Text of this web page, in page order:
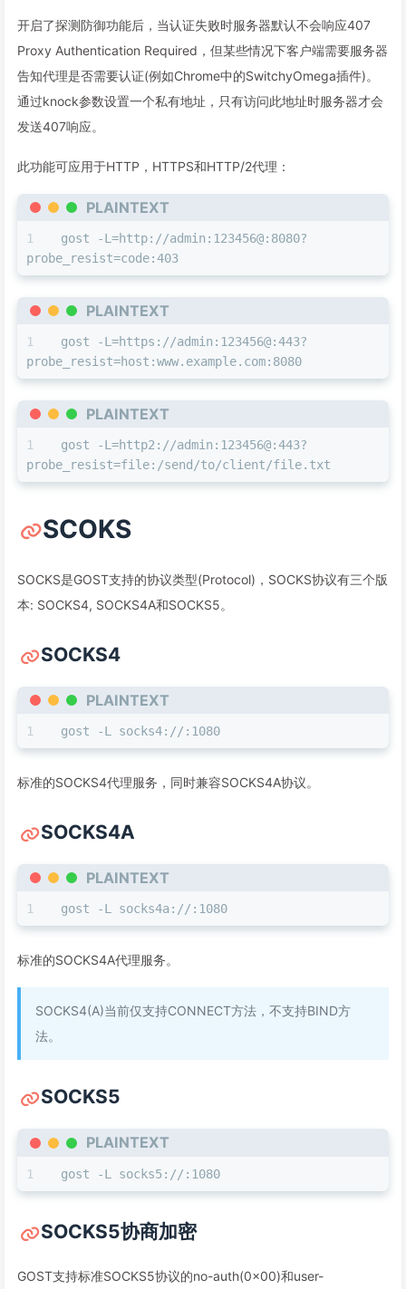
开启了探测防御功能后，当认证失败时服务器默认不会响应407
Proxy Authentication Required，但某些情况下客户端需要服务器
告知代理是否需要认证(例如Chrome中的SwitchyOmega插件)。
通过knock参数设置一个私有地址，只有访问此地址时服务器才会
发送407响应。
此功能可应用于HTTP，HTTPS和HTTP/2代理：
PLAINTEXT
gost -L=http://admin:123456@:8080?
probe_resist=code:403
PLAINTEXT
gost -L=https://admin:123456@:443?
probe_resist=host:www.example.com:8080
PLAINTEXT
gost -L=http2://admin:123456@:443?
probe_resist=file:/send/to/client/file.txt
SCOKS
SOCKS是GOST支持的协议类型(Protocol)，SOCKS协议有三个版
本: SOCKS4, SOCKS4A和SOCKS5。
SOCKS4
PLAINTEXT
gost -L socks4://:1080
标准的SOCKS4代理服务，同时兼容SOCKS4A协议。
SOCKS4A
PLAINTEXT
gost -L socks4a://:1080
标准的SOCKS4A代理服务。
SOCKS4(A)当前仅支持CONNECT方法，不支持BIND方
法。
SOCKS5
PLAINTEXT
gost -L socks5://:1080
SOCKS5协商加密
GOST支持标准SOCKS5协议的no-auth(0x00)和user-